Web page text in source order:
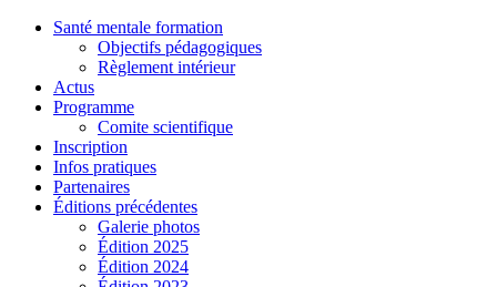
Santé mentale formation
Objectifs pédagogiques
Règlement intérieur
Actus
Programme
Comite scientifique
Inscription
Infos pratiques
Partenaires
Éditions précédentes
Galerie photos
Édition 2025
Édition 2024